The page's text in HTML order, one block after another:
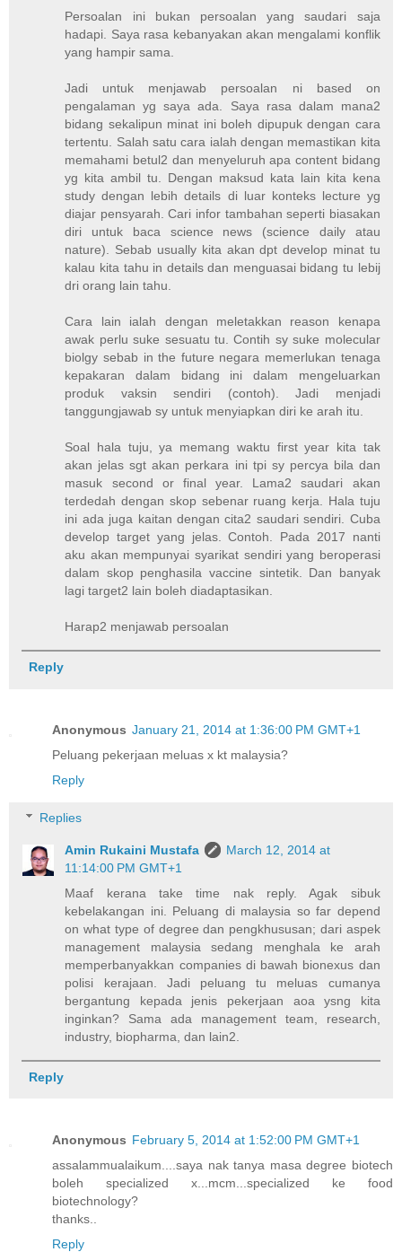
Persoalan ini bukan persoalan yang saudari saja
hadapi. Saya rasa kebanyakan akan mengalami konflik
yang hampir sama.
Jadi untuk menjawab persoalan ni based on
pengalaman yg saya ada. Saya rasa dalam mana2
bidang sekalipun minat ini boleh dipupuk dengan cara
tertentu. Salah satu cara ialah dengan memastikan kita
memahami betul2 dan menyeluruh apa content bidang
yg kita ambil tu. Dengan maksud kata lain kita kena
study dengan lebih details di luar konteks lecture yg
diajar pensyarah. Cari infor tambahan seperti biasakan
diri untuk baca science news (science daily atau
nature). Sebab usually kita akan dpt develop minat tu
kalau kita tahu in details dan menguasai bidang tu lebij
dri orang lain tahu.
Cara lain ialah dengan meletakkan reason kenapa
awak perlu suke sesuatu tu. Contih sy suke molecular
biolgy sebab in the future negara memerlukan tenaga
kepakaran dalam bidang ini dalam mengeluarkan
produk vaksin sendiri (contoh). Jadi menjadi
tanggungjawab sy untuk menyiapkan diri ke arah itu.
Soal hala tuju, ya memang waktu first year kita tak
akan jelas sgt akan perkara ini tpi sy percya bila dan
masuk second or final year. Lama2 saudari akan
terdedah dengan skop sebenar ruang kerja. Hala tuju
ini ada juga kaitan dengan cita2 saudari sendiri. Cuba
develop target yang jelas. Contoh. Pada 2017 nanti
aku akan mempunyai syarikat sendiri yang beroperasi
dalam skop penghasila vaccine sintetik. Dan banyak
lagi target2 lain boleh diadaptasikan.
Harap2 menjawab persoalan
Reply
Anonymous January 21, 2014 at 1:36:00 PM GMT+1
Peluang pekerjaan meluas x kt malaysia?
Reply
Replies
Amin Rukaini Mustafa
March 12, 2014 at
11:14:00 PM GMT+1
Maaf kerana take time nak reply. Agak sibuk
kebelakangan ini. Peluang di malaysia so far depend
on what type of degree dan pengkhususan; dari aspek
management malaysia sedang menghala ke arah
memperbanyakkan companies di bawah bionexus dan
polisi kerajaan. Jadi peluang tu meluas cumanya
bergantung kepada jenis pekerjaan aoa ysng kita
inginkan? Sama ada management team, research,
industry, biopharma, dan lain2.
Reply
Anonymous February 5, 2014 at 1:52:00 PM GMT+1
assalammualaikum....saya nak tanya masa degree biotech
boleh specialized x...mcm...specialized ke food
biotechnology?
thanks..
Reply